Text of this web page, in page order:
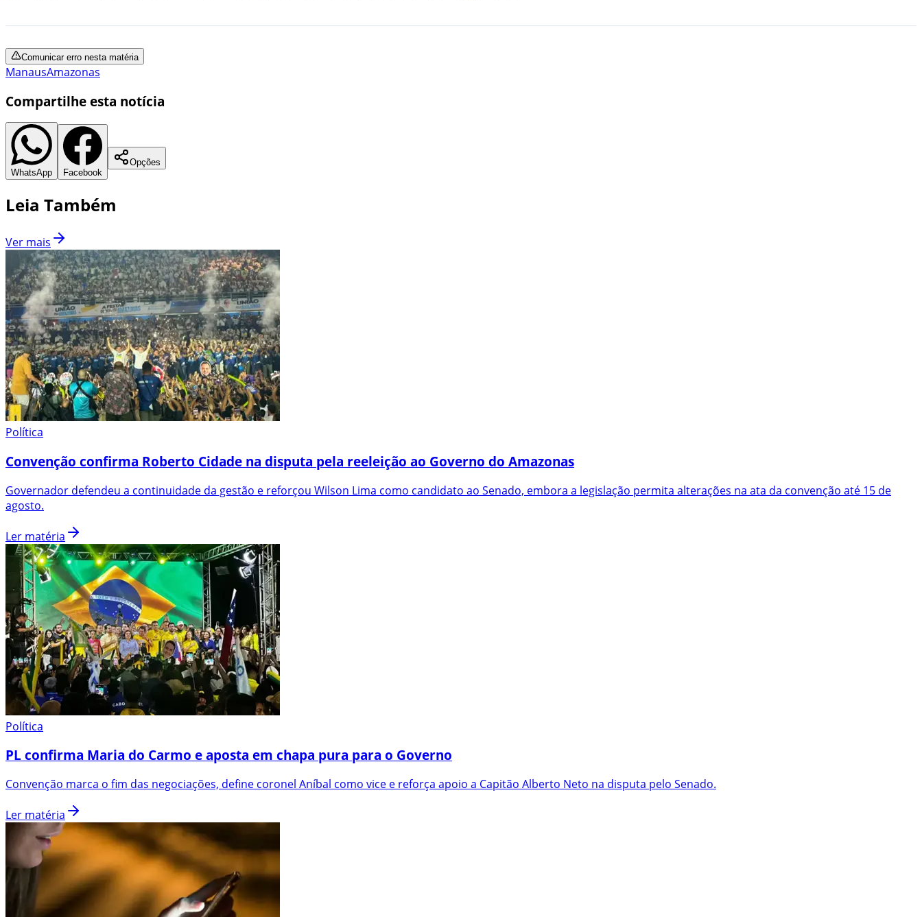
Comunicar erro nesta matéria
ManausAmazonas
Compartilhe esta notícia
WhatsApp Facebook
Opções
Leia Também
Ver mais
Política
Convenção confirma Roberto Cidade na disputa pela reeleição ao Governo do Amazonas
Governador defendeu a continuidade da gestão e reforçou Wilson Lima como candidato ao Senado, embora a legislação permita alterações na ata da convenção até 15 de
agosto.
Ler matéria
Política
PL confirma Maria do Carmo e aposta em chapa pura para o Governo
Convenção marca o fim das negociações, define coronel Aníbal como vice e reforça apoio a Capitão Alberto Neto na disputa pelo Senado.
Ler matéria